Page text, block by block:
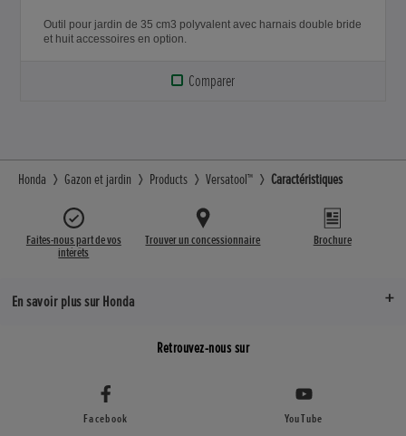
Outil pour jardin de 35 cm3 polyvalent avec harnais double bride
et huit accessoires en option.
Comparer
Honda Gazon et jardin Products Versatool™ Caractéristiques
Faites-nous part de vos
intérêts
Trouver un concessionnaire Brochure
En savoir plus sur Honda
Retrouvez-nous sur
Facebook YouTube